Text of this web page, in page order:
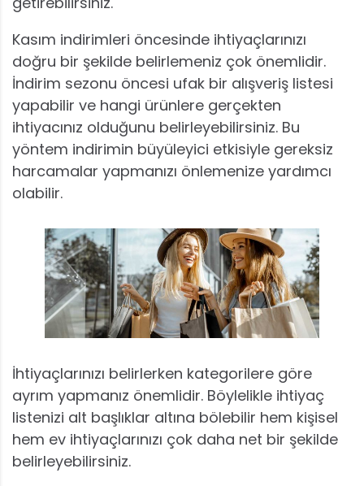
Kasım indirimleri öncesinde ihtiyaçlarınızı
doğru bir şekilde belirlemeniz çok önemlidir.
İndirim sezonu öncesi ufak bir alışveriş listesi
yapabilir ve hangi ürünlere gerçekten
ihtiyacınız olduğunu belirleyebilirsiniz. Bu
yöntem indirimin büyüleyici etkisiyle gereksiz
harcamalar yapmanızı önlemenize yardımcı
olabilir.
İhtiyaçlarınızı belirlerken kategorilere göre
ayrım yapmanız önemlidir. Böylelikle ihtiyaç
listenizi alt başlıklar altına bölebilir hem kişisel
hem ev ihtiyaçlarınızı çok daha net bir şekilde
belirleyebilirsiniz.